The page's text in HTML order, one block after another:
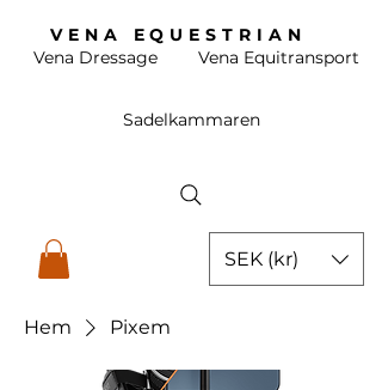
VENA EQUESTRIAN
Vena Dressage
Vena Equitransport
Sadelkammaren
SEK (kr)
Hem Pixem